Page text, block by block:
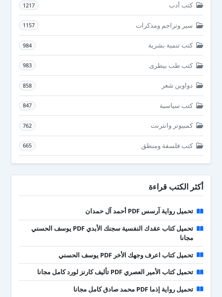
كتب أدب 1217
سير وتراجم ومذكرات 1157
كتب تنمية بشرية 984
كتب طب بيطرى 983
دواوين شعر 858
كتب سياسية 847
كمبيوتر وانترنت 762
كتب فلسفة ومنطق 665
أكثر الكتب قراءة
تحميل رواية آرسس PDF أحمد آل حمدان
تحميل كتاب عقدك النفسية سجنك الأبدي PDF يوسف الحسني
مجانا
تحميل كتاب اعرف وجهك الأخر PDF يوسف الحسني
تحميل كتاب الأمير العصري PDF تأليف كارنز لورد كامل مجانا
تحميل رواية إذما PDF محمد صادق كامل مجانا